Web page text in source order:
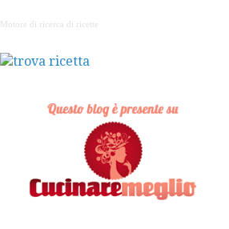
Motore di ricerca di ricette